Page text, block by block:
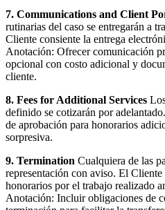
7. Communications and Client
rutinarias del caso se entregarán a
Cliente consiente la entrega
Anotación: Ofrecer comunicación
opcional con costo adicional y
cliente.
8. Fees for Additional Services
definido se cotizarán por
de aprobación para honorarios
sorpresiva.
9. Termination Cualquiera de las
representación con aviso. El
honorarios por el trabajo realizado
Anotación: Incluir obligaciones de